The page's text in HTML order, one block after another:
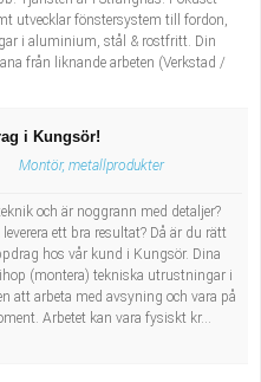
utvecklar fönstersystem till fordon,
i aluminium, stål & rostfritt. Din
från liknande arbeten (Verkstad /
i Kungsör!
Montör, metallprodukter
och är noggrann med detaljer?
ett bra resultat? Då är du rätt
hos vår kund i Kungsör. Dina
(montera) tekniska utrustningar i
att arbeta med avsyning och vara på
Arbetet kan vara fysiskt kr...